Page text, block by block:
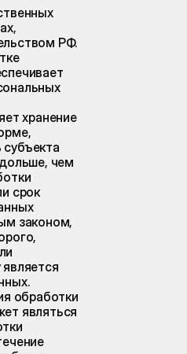
РФ.
хранение
чем
срок
законом,
обработки
являться